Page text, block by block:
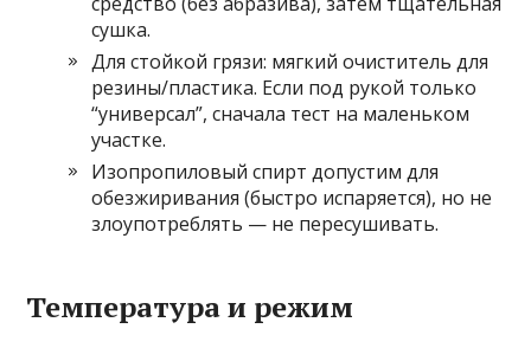
сушка.
Для стойкой грязи: мягкий очиститель для
резины/пластика. Если под рукой только
“универсал”, сначала тест на маленьком
участке.
Изопропиловый спирт допустим для
обезжиривания (быстро испаряется), но не
злоупотреблять — не пересушивать.
Температура и режим